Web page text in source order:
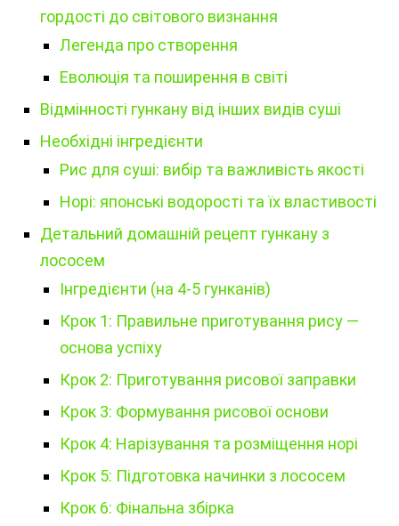
гордості до світового визнання
Легенда про створення
Еволюція та поширення в світі
Відмінності гункану від інших видів суші
Необхідні інгредієнти
Рис для суші: вибір та важливість якості
Норі: японські водорості та їх властивості
Детальний домашній рецепт гункану з
лососем
Інгредієнти (на 4-5 гунканів)
Крок 1: Правильне приготування рису —
основа успіху
Крок 2: Приготування рисової заправки
Крок 3: Формування рисової основи
Крок 4: Нарізування та розміщення норі
Крок 5: Підготовка начинки з лососем
Крок 6: Фінальна збірка